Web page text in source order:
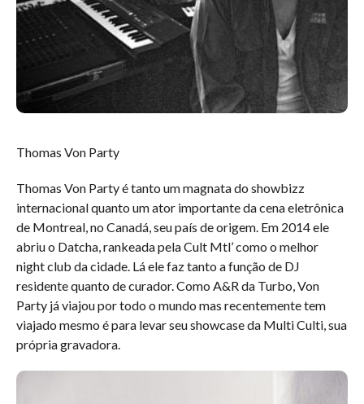
Thomas Von Party
Thomas Von Party é tanto um magnata do showbizz
internacional quanto um ator importante da cena eletrônica
de Montreal, no Canadá, seu país de origem. Em 2014 ele
abriu o Datcha, rankeada pela Cult Mtl’ como o melhor
night club da cidade. Lá ele faz tanto a função de DJ
residente quanto de curador. Como A&R da Turbo, Von
Party já viajou por todo o mundo mas recentemente tem
viajado mesmo é para levar seu showcase da Multi Culti, sua
própria gravadora.